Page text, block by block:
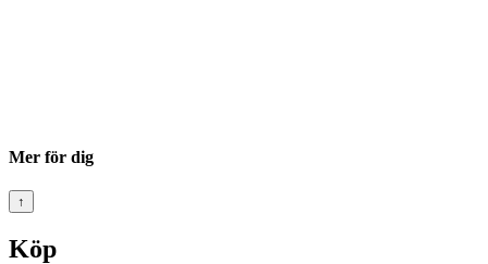
Mer för dig
↑
Köp